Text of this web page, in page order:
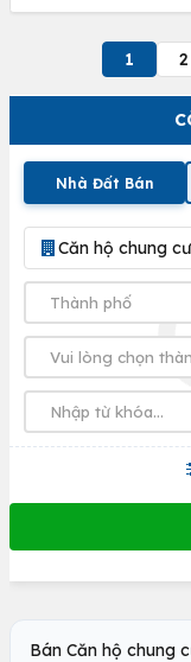
Nhà Đất Bán
Căn hộ chung cư
1 2
Bán Căn hộ chung